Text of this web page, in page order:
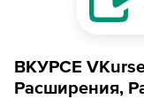
ВКУРСЕ
Расширения,